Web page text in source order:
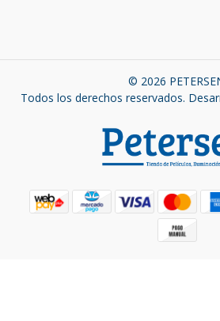
© 2026
Todos los derechos reservados.